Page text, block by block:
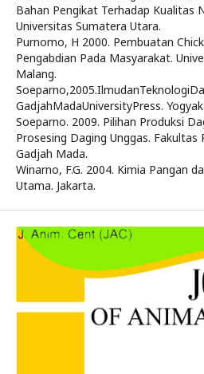
Bahan Pengikat Terhadap Kualitas
Universitas Sumatera Utara.
Purnomo, H 2000. Pembuatan
Pengabdian Pada Masyarakat.
Malang.
GadjahMadaUniversityPress.
Soeparno. 2009. Pilihan Produksi
Prosesing Daging Unggas. Fakultas
Gadjah Mada.
Winarno, F.G. 2004. Kimia Pangan
Utama. Jakarta.